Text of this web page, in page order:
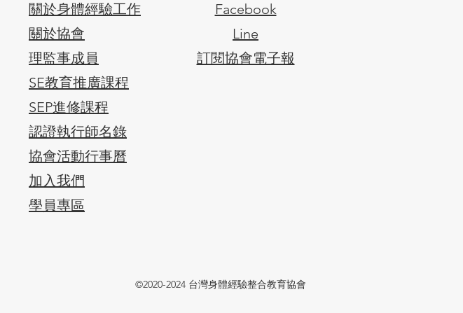
關於身體經驗工作
關於協會
​理監事成員
SE教育推廣課程
SEP進修課程
認證執行師名錄
協會活動行事曆
加入我們
​學員專區
Facebook
Line
​訂閱協會電子報
©2020-2024 台灣身體經驗整合教育協會